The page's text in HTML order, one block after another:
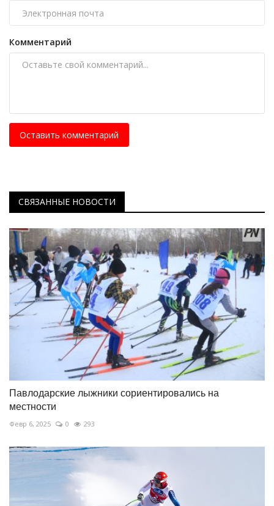
Комментарий
Оставить комментарий
СВЯЗАННЫЕ НОВОСТИ
Павлодарские лыжники сориентировались на
местности
Февр 6, 2025 0 293